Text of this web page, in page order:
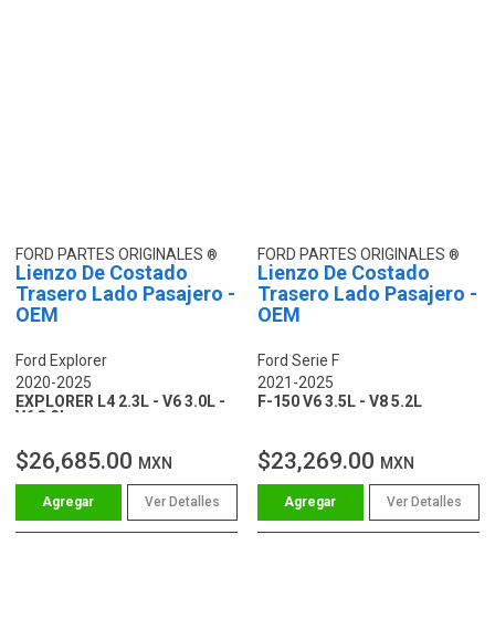
FORD PARTES ORIGINALES
Lienzo De Costado
Trasero Lado Pasajero -
OEM
Ford Explorer
2020-2025
EXPLORER L4 2.3L - V6 3.0L -
V6 3.3L
$26,685.00 MXN
Ver Detalles
FORD PARTES ORIGINALES
Lienzo De Costado
Trasero Lado Pasajero -
OEM
Ford Serie F
2021-2025
F-150 V6 3.5L - V8 5.2L
$23,269.00 MXN
Ver Detalles